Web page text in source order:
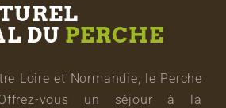
DU PERCHE
Loire et Normandie, le Perche
vous un séjour à la